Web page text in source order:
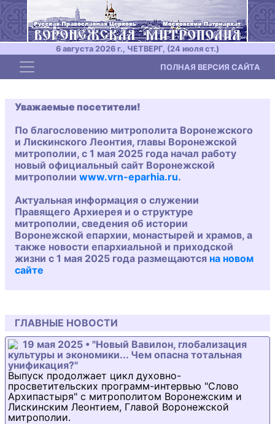
6 августа 2026 г., ЧЕТВЕРГ, (24 июля ст.)
Toggle navigation ПОЛНАЯ ВЕРСИЯ САЙТА
Уважаемые посетители!
По благословению митрополита Воронежского
и Лискинского Леонтия, главы Воронежской
митрополии, с 1 мая 2025 года начал работу
новый официальный сайт Воронежской
митрополии www.vrn-eparhia.ru.
Актуальная информация о служении
Правящего Архиерея и о структуре
митрополии, сведения об истории
Воронежской епархии, монастырей и храмов, а
также новости епархиальной и приходской
жизни с 1 мая 2025 года размещаются на новом
сайте
ГЛАВНЫЕ НОВОСТИ
19 мая 2025 • "Новый Вавилон, глобализация
культуры и экономики... Чем опасна тотальная
унификация?"
Выпуск продолжает цикл духовно-
просветительских программ-интервью "Слово
Архипастыря" с митрополитом Воронежским и
Лискинским Леонтием, Главой Воронежской
митрополии.